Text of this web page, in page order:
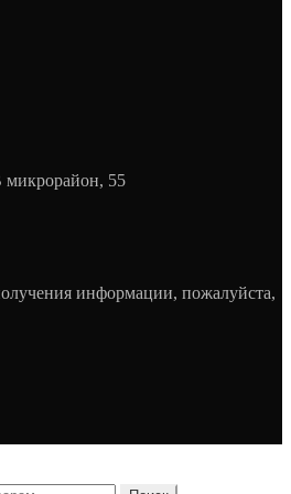
микрорайон, 55
информации, пожалуйста,